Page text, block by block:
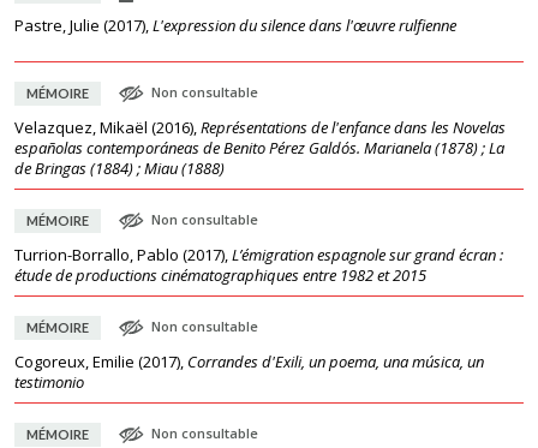
Pastre, Julie (2017),L'expression du silence dans l'œuvre rulfienne
MÉMOIRE Non consultable
Velazquez, Mikaël (2016),Représentations de l'enfance dans les Novelas
españolas contemporáneas de Benito Pérez Galdós. Marianela (1878) ; La
de Bringas (1884) ; Miau (1888)
MÉMOIRE Non consultable
Turrion-Borrallo, Pablo (2017),L’émigration espagnole sur grand écran :
étude de productions cinématographiques entre 1982 et 2015
MÉMOIRE Non consultable
Cogoreux, Emilie (2017), Corrandes d'Exili, un poema, una música, un
testimonio
MÉMOIRE Non consultable